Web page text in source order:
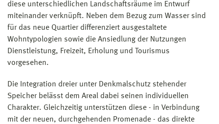
diese unterschiedlichen Landschaftsräume im Entwurf
miteinander verknüpft. Neben dem Bezug zum Wasser sind
für das neue Quartier differenziert ausgestaltete
Wohntypologien sowie die Ansiedlung der Nutzungen
Dienstleistung, Freizeit, Erholung und Tourismus
vorgesehen.
Die Integration dreier unter Denkmalschutz stehender
Speicher belässt dem Areal dabei seinen individuellen
Charakter. Gleichzeitig unterstützen diese - in Verbindung
mit der neuen, durchgehenden Promenade - das direkte